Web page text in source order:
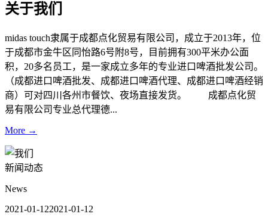
关于我们
midas touch隶属于成都点化贸易有限公司，成立于2013年，位
于成都市金牛区同怡路6号附8号，目前拥有300平米办公面
积，20多名员工，是一家成立多年的专业进口啤酒批发公司。
（成都进口啤酒批发、成都进口啤酒代理、成都进口啤酒经销
商）可对四川各州市餐饮、夜场直接发货。 成都点化贸
易有限公司专业总代理德...
More →
新闻动态
News
2021-01-122021-01-12